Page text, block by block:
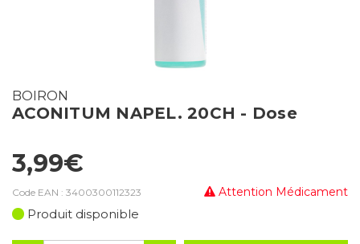
BOIRON
ACONITUM NAPEL. 20CH - Dose
3,99€
Attention Médicament
Code EAN : 3400300112323
Produit disponible